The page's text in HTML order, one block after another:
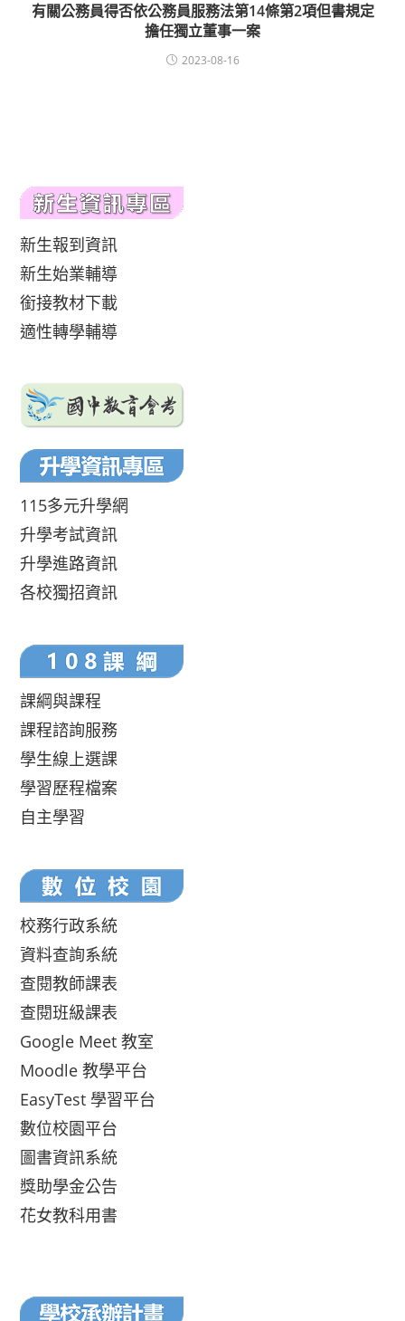
有關公務員得否依公務員服務法第14條第2項但書規定
擔任獨立董事一案
2023-08-16
新生報到資訊
新生始業輔導
銜接教材下載
適性轉學輔導
115多元升學網
升學考試資訊
升學進路資訊
各校獨招資訊
課綱與課程
課程諮詢服務
學生線上選課
學習歷程檔案
自主學習
校務行政系統
資料查詢系統
查閱教師課表
查閱班級課表
Google Meet 教室
Moodle 教學平台
EasyTest 學習平台
數位校園平台
圖書資訊系統
獎助學金公告
花女教科用書